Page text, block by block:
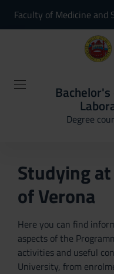
Faculty of Medicine and
Degree
Studying
of Verona
Here you can find
aspects of the
activities and useful
University, from